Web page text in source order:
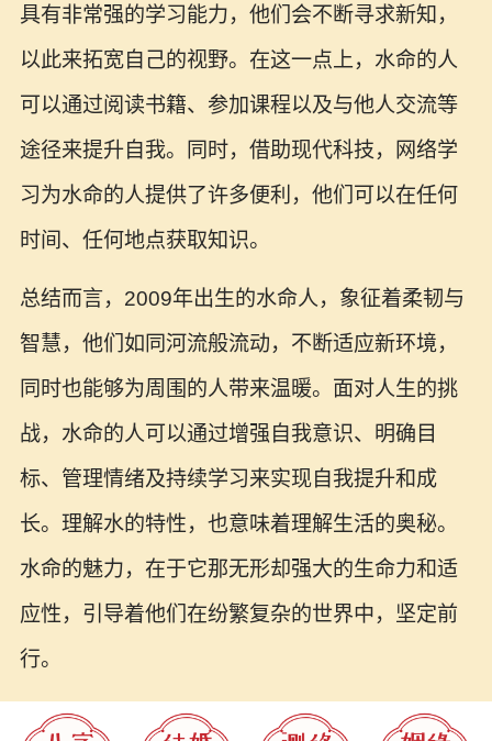
具有非常强的学习能力，他们会不断寻求新知，
以此来拓宽自己的视野。在这一点上，水命的人
可以通过阅读书籍、参加课程以及与他人交流等
途径来提升自我。同时，借助现代科技，网络学
习为水命的人提供了许多便利，他们可以在任何
时间、任何地点获取知识。
总结而言，2009年出生的水命人，象征着柔韧与
智慧，他们如同河流般流动，不断适应新环境，
同时也能够为周围的人带来温暖。面对人生的挑
战，水命的人可以通过增强自我意识、明确目
标、管理情绪及持续学习来实现自我提升和成
长。理解水的特性，也意味着理解生活的奥秘。
水命的魅力，在于它那无形却强大的生命力和适
应性，引导着他们在纷繁复杂的世界中，坚定前
行。